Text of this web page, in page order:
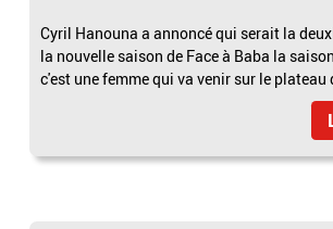
Cyril Hanouna a annoncé qui serait la
la nouvelle saison de Face à Baba la
c'est une femme qui va venir sur le plateau